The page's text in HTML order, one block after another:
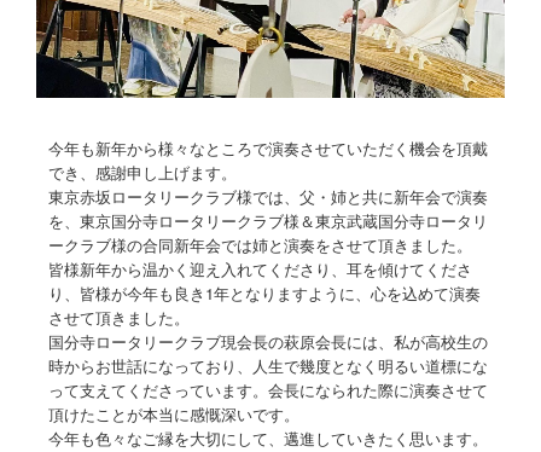
今年も新年から様々なところで演奏させていただく機会を頂戴
でき、感謝申し上げます。
東京赤坂ロータリークラブ様では、父・姉と共に新年会で演奏
を、東京国分寺ロータリークラブ様＆東京武蔵国分寺ロータリ
ークラブ様の合同新年会では姉と演奏をさせて頂きました。
皆様新年から温かく迎え入れてくださり、耳を傾けてくださ
り、皆様が今年も良き1年となりますように、心を込めて演奏
させて頂きました。
国分寺ロータリークラブ現会長の萩原会長には、私が高校生の
時からお世話になっており、人生で幾度となく明るい道標にな
って支えてくださっています。会長になられた際に演奏させて
頂けたことが本当に感慨深いです。
今年も色々なご縁を大切にして、邁進していきたく思います。